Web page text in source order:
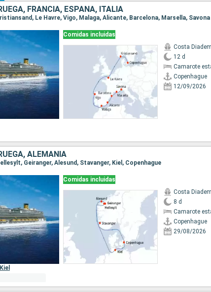
FRANCIA, ESPAÑA, ITALIA
Le Havre, Vigo, Malaga, Alicante, Barcelona, Marsella, Savona
Comidas incluidas
Costa
12 d
Camarote
Copenhague
12/09/2026
ALEMANIA
Geiranger, Alesund, Stavanger, Kiel, Copenhague
Comidas incluidas
Costa
8 d
Camarote
Copenhague
29/08/2026
Kiel